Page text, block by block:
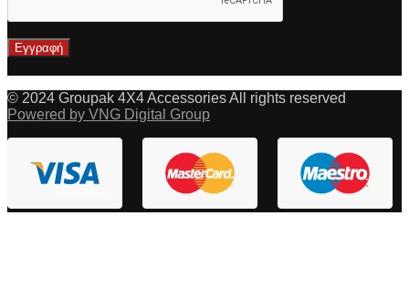
© 2024 Groupak 4X4 Accessories All rights reserved
Powered by VNG Digital Group